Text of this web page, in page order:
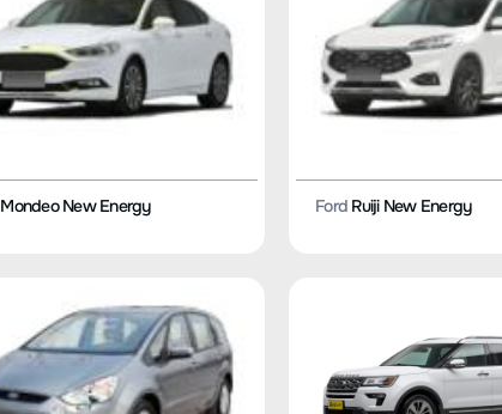
Mondeo New Energy Ford Ruiji New Energy